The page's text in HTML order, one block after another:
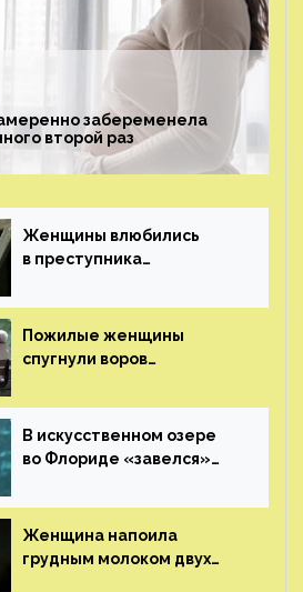
забеременела
второй раз
Женщины влюбились
в преступника
судью сохранить ему
жизнь
Пожилые женщины
спугнули воров
В искусственном озере
во Флориде «завелся»
Женщина напоила
грудным молоком двух